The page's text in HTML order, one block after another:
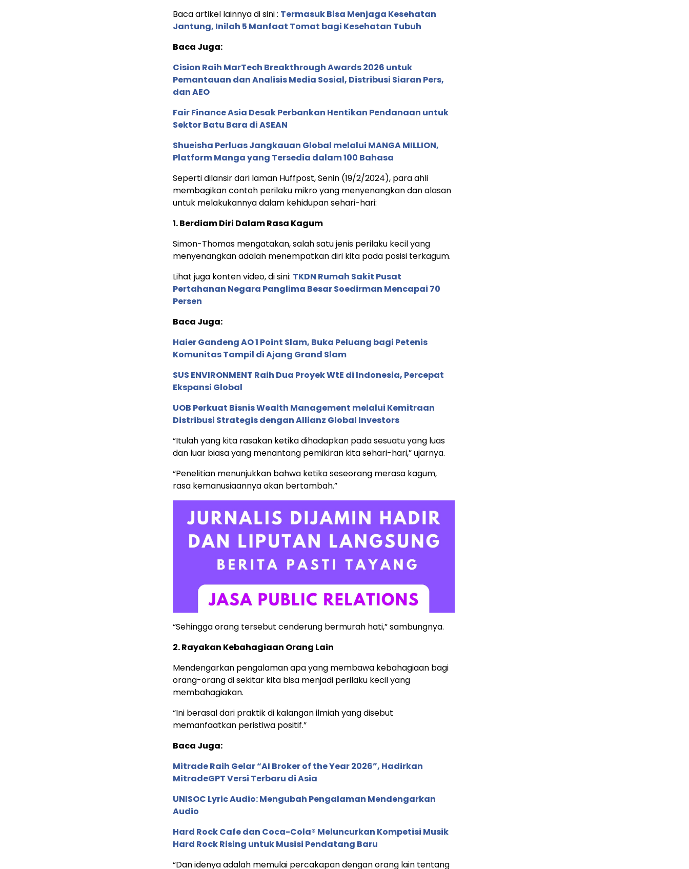
Baca artikel lainnya di sini : Termasuk Bisa Menjaga Kesehatan
Jantung, Inilah 5 Manfaat Tomat bagi Kesehatan Tubuh
Baca Juga:
Cision Raih MarTech Breakthrough Awards 2026 untuk
Pemantauan dan Analisis Media Sosial, Distribusi Siaran Pers,
dan AEO
Fair Finance Asia Desak Perbankan Hentikan Pendanaan untuk
Sektor Batu Bara di ASEAN
Shueisha Perluas Jangkauan Global melalui MANGA MILLION,
Platform Manga yang Tersedia dalam 100 Bahasa
Seperti dilansir dari laman Huffpost, Senin (19/2/2024), para ahli
membagikan contoh perilaku mikro yang menyenangkan dan alasan
untuk melakukannya dalam kehidupan sehari-hari:
1. Berdiam Diri Dalam Rasa Kagum
Simon-Thomas mengatakan, salah satu jenis perilaku kecil yang
menyenangkan adalah menempatkan diri kita pada posisi terkagum.
Lihat juga konten video, di sini: TKDN Rumah Sakit Pusat
Pertahanan Negara Panglima Besar Soedirman Mencapai 70
Persen
Baca Juga:
Haier Gandeng AO 1 Point Slam, Buka Peluang bagi Petenis
Komunitas Tampil di Ajang Grand Slam
SUS ENVIRONMENT Raih Dua Proyek WtE di Indonesia, Percepat
Ekspansi Global
UOB Perkuat Bisnis Wealth Management melalui Kemitraan
Distribusi Strategis dengan Allianz Global Investors
“Itulah yang kita rasakan ketika dihadapkan pada sesuatu yang luas
dan luar biasa yang menantang pemikiran kita sehari-hari,” ujarnya.
“Penelitian menunjukkan bahwa ketika seseorang merasa kagum,
rasa kemanusiaannya akan bertambah.”
“Sehingga orang tersebut cenderung bermurah hati,” sambungnya.
2. Rayakan Kebahagiaan Orang Lain
Mendengarkan pengalaman apa yang membawa kebahagiaan bagi
orang-orang di sekitar kita bisa menjadi perilaku kecil yang
membahagiakan.
“Ini berasal dari praktik di kalangan ilmiah yang disebut
memanfaatkan peristiwa positif.”
Baca Juga:
Mitrade Raih Gelar “AI Broker of the Year 2026”, Hadirkan
MitradeGPT Versi Terbaru di Asia
UNISOC Lyric Audio: Mengubah Pengalaman Mendengarkan
Audio
Hard Rock Cafe dan Coca-Cola® Meluncurkan Kompetisi Musik
Hard Rock Rising untuk Musisi Pendatang Baru
“Dan idenya adalah memulai percakapan dengan orang lain tentang